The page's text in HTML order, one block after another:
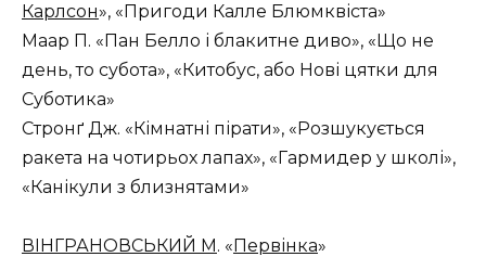
Карлсон», «Пригоди Калле Блюмквіста»
Маар П. «Пан Белло і блакитне диво», «Що не
день, то субота», «Китобус, або Нові цятки для
Суботика»
Стронґ Дж. «Кімнатні пірати», «Розшукується
ракета на чотирьох лапах», «Гармидер у школі»,
«Канікули з близнятами»
ВІНГРАНОВСЬКИЙ М . « Первінка»